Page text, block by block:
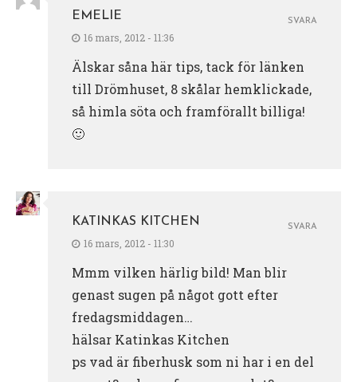
EMELIE
16 mars, 2012 - 11:36
Älskar såna här tips, tack för länken
till Drömhuset, 8 skålar hemklickade,
så himla söta och framförallt billiga!
🙂
SVARA
KATINKAS KITCHEN
16 mars, 2012 - 11:30
Mmm vilken härlig bild! Man blir
genast sugen på något gott efter
fredagsmiddagen…
hälsar Katinkas Kitchen
ps vad är fiberhusk som ni har i en del
SVARA